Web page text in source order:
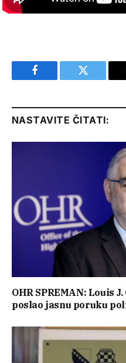
Facebook Twitter
NASTAVITE ČITATI:
OHR SPREMAN: Louis
poslao jasnu poruku